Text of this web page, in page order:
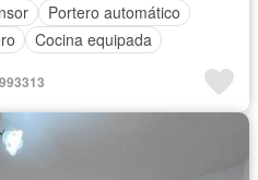
Portero automático
Cocina equipada